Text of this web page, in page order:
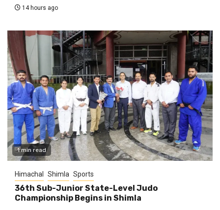
14 hours ago
1 min read
Himachal Shimla Sports
36th Sub-Junior State-Level Judo
Championship Begins in Shimla